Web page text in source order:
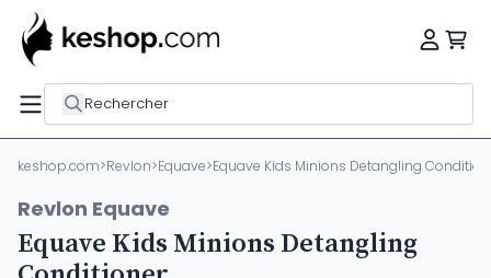
Rechercher
keshop.com>Revlon>Equave>Equave Kids Minions Detangling
Revlon Equave
Equave Kids Minions Detangling